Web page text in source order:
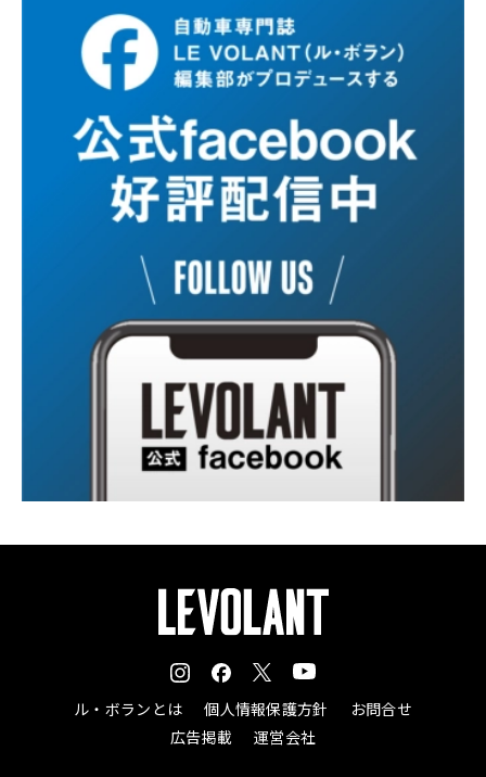
ル・ボランとは 個人情報保護方針
お問合せ
広告掲載
運営会社